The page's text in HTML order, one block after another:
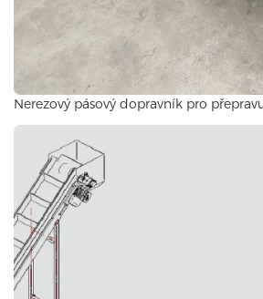
Nerezový pásový dopravník pro